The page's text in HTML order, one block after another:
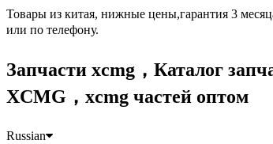
Товары из китая, нижные цены,гарантия 3
или по телефону.
Запчасти xcmg，Каталог
XCMG，xcmg частей оптом
Russian